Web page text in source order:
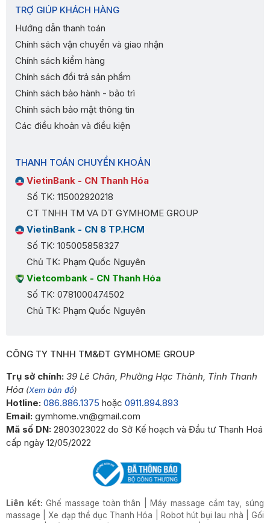
TRỢ GIÚP KHÁCH HÀNG
Hướng dẫn thanh toán
Chính sách vận chuyển và giao nhận
Chính sách kiểm hàng
Chính sách đổi trả sản phẩm
Chính sách bảo hành - bảo trì
Chính sách bảo mật thông tin
Các điều khoản và điều kiện
THANH TOÁN CHUYỂN KHOẢN
VietinBank - CN Thanh Hóa
Số TK: 115002920218
CT TNHH TM VA DT GYMHOME GROUP
VietinBank - CN 8 TP.HCM
Số TK: 105005858327
Chủ TK: Phạm Quốc Nguyên
Vietcombank - CN Thanh Hóa
Số TK: 0781000474502
Chủ TK: Phạm Quốc Nguyên
CÔNG TY TNHH TM&ĐT GYMHOME GROUP
Trụ sở chính: 39 Lê Chân, Phường Hạc Thành, Tỉnh Thanh
Hóa (Xem bản đồ)
Hotline: 086.886.1375 hoặc 0911.894.893
Email: gymhome.vn@gmail.com
Mã số DN: 2803023022 do Sở Kế hoạch và Đầu tư Thanh Hoá
cấp ngày 12/05/2022
Liên kết: Ghế massage toàn thân
Máy massage cầm tay, súng
massage
Xe đạp thể dục Thanh Hóa Robot hút bụi lau nhà |Gối